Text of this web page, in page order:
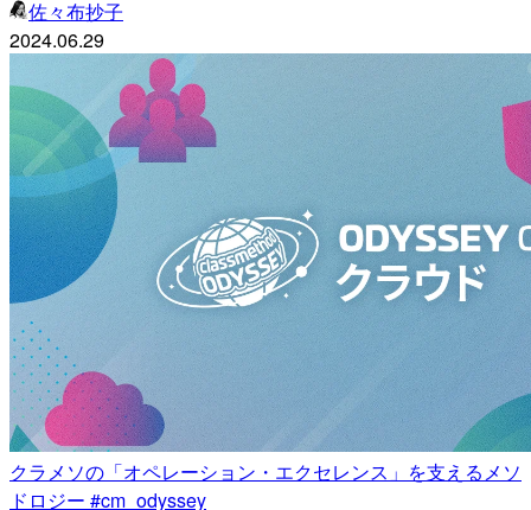
佐々布抄子
2024.06.29
クラメソの「オペレーション・エクセレンス」を支えるメソ
ドロジー #cm_odyssey